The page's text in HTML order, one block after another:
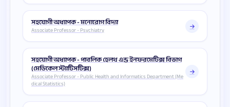
সহযোগী অধ্যাপক - মনোরোগ বিদ্যা
Associate Professor - Psychiatry
সহযোগী অধ্যাপক - পাবলিক হেলথ এন্ড ইনফরমেটিক্স বিভাগ
(মেডিকেল স্ট্যাটিসটিক্স)
Associate Professor - Public Health and Informatics Department (Me
dical Statistics)